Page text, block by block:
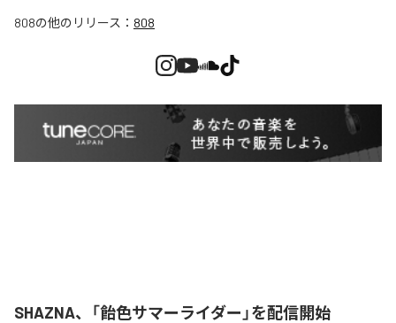
808の他のリリース： 808
SHAZNA、「飴色サマーライダー」を配信開始